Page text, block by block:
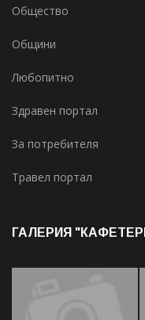
Общество
Общини
Любопитно
Здравен портал
За потребителя
Травел портал
ГАЛЕРИЯ